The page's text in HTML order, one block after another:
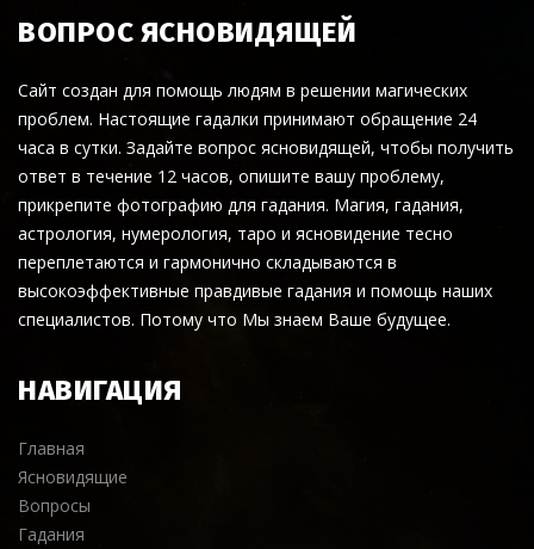
ВОПРОС ЯСНОВИДЯЩЕЙ
Сайт создан для помощь людям в решении магических
проблем. Настоящие гадалки принимают обращение 24
часа в сутки. Задайте вопрос ясновидящей, чтобы получить
ответ в течение 12 часов, опишите вашу проблему,
прикрепите фотографию для гадания. Магия, гадания,
астрология, нумерология, таро и ясновидение тесно
переплетаются и гармонично складываются в
высокоэффективные правдивые гадания и помощь наших
специалистов. Потому что Мы знаем Ваше будущее.
НАВИГАЦИЯ
Главная
Ясновидящие
Вопросы
Гадания